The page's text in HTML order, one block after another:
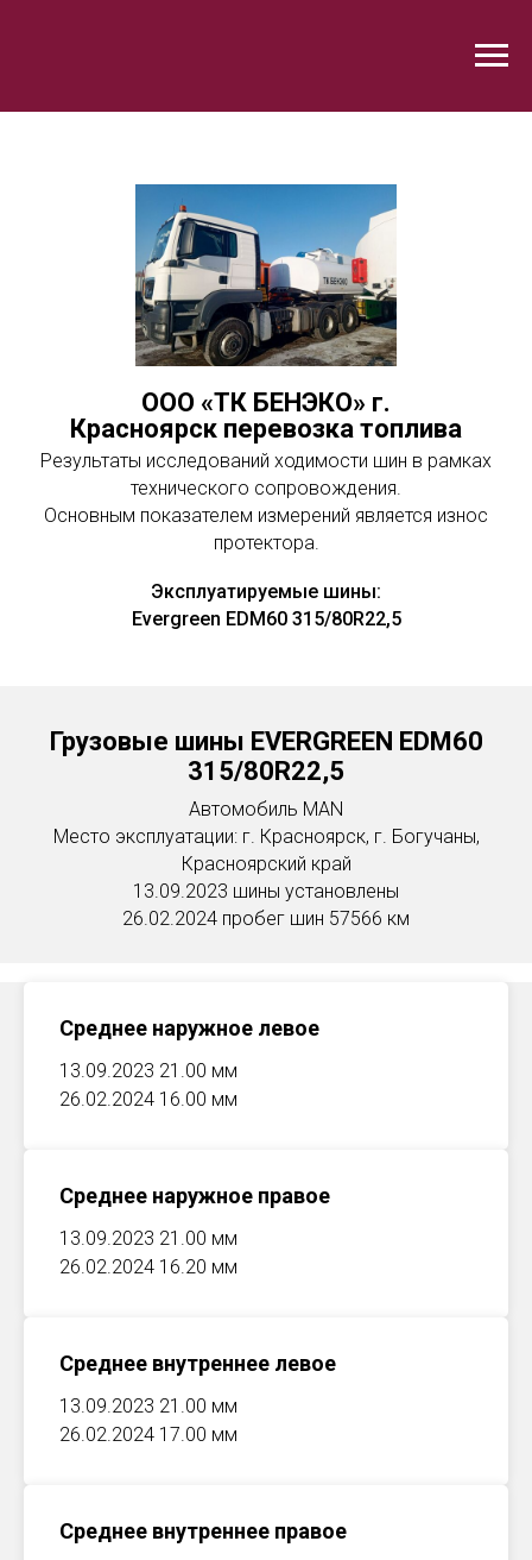
ООО «ТК БЕНЭКО» г.
Красноярск перевозка топлива
Результаты исследований ходимости шин в рамках
технического сопровождения.
Основным показателем измерений является износ
протектора.
Эксплуатируемые шины:
Evergreen EDM60 315/80R22,5
Грузовые шины EVERGREEN EDM60
315/80R22,5
Автомобиль MAN
Место эксплуатации: г. Красноярск, г. Богучаны,
Красноярский край
13.09.2023 шины установлены
26.02.2024 пробег шин 57566 км
Среднее наружное левое
13.09.2023 21.00 мм
26.02.2024 16.00 мм
Среднее наружное правое
13.09.2023 21.00 мм
26.02.2024 16.20 мм
Среднее внутреннее левое
13.09.2023 21.00 мм
26.02.2024 17.00 мм
Среднее внутреннее правое